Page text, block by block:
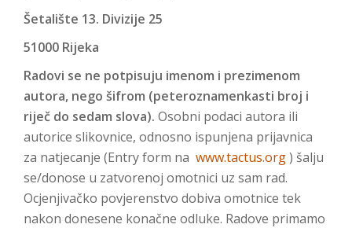
Šetalište 13. Divizije 25
51000 Rijeka
Radovi se ne potpisuju imenom i prezimenom
autora, nego šifrom (peteroznamenkasti broj i
riječ do sedam slova). Osobni podaci autora ili
autorice slikovnice, odnosno ispunjena prijavnica
za natjecanje (Entry form na www.tactus.org) šalju
se/donose u zatvorenoj omotnici uz sam rad.
Ocjenjivačko povjerenstvo dobiva omotnice tek
nakon donesene konačne odluke. Radove primamo